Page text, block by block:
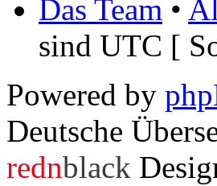
Das Team •
sind UTC [
Powered by
Deutsche
rednblack